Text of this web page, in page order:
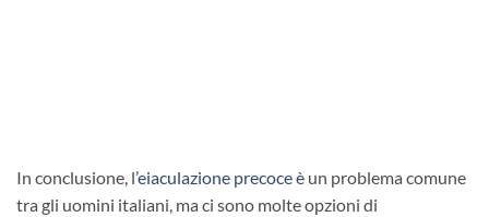
In conclusione, l’eiaculazione precoce è un problema comune
tra gli uomini italiani, ma ci sono molte opzioni di